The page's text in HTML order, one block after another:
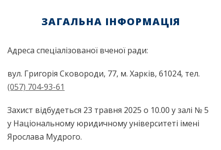
ЗАГАЛЬНА ІНФОРМАЦІЯ
Адреса спеціалізованої вченої ради:
вул. Григорія Сковороди, 77, м. Харків, 61024, тел.
(057) 704-93-61
Захист відбудеться 23 травня 2025 о 10.00 у залі № 5
у Національному юридичному університеті імені
Ярослава Мудрого.